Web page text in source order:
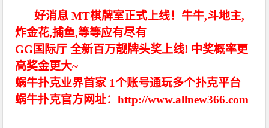
好消息 MT棋牌室正式上线！牛牛,斗地主,
炸金花,捕鱼,等等应有尽有
GG国际厅 全新百万靓牌头奖上线! 中奖概率更
高奖金更大~
蜗牛扑克业界首家 1个账号通玩多个扑克平台
蜗牛扑克官方网址：http://www.allnew366.com